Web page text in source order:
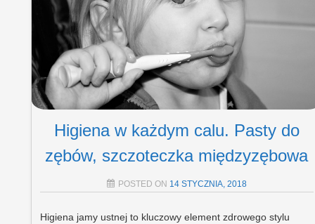
Higiena w każdym calu. Pasty do
zębów, szczoteczka międzyzębowa
POSTED ON 14 STYCZNIA, 2018
Higiena jamy ustnej to kluczowy element zdrowego stylu